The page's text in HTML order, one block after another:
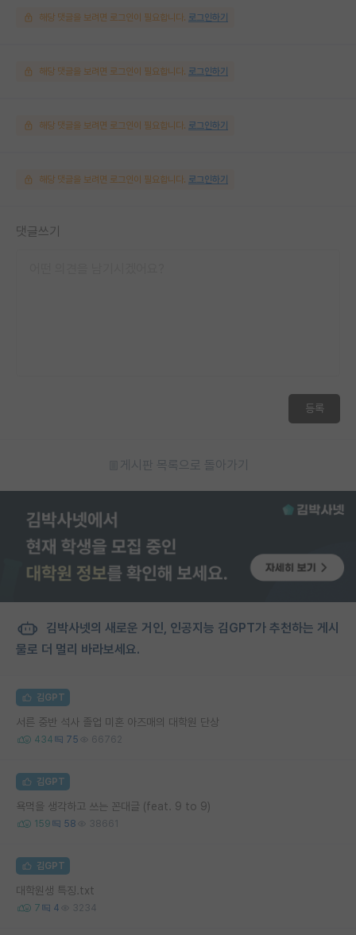
해당 댓글을 보려면 로그인이 필요합니다. 로그인하기
해당 댓글을 보려면 로그인이 필요합니다. 로그인하기
해당 댓글을 보려면 로그인이 필요합니다. 로그인하기
해당 댓글을 보려면 로그인이 필요합니다. 로그인하기
댓글쓰기
등록
게시판 목록으로 돌아가기
김박사넷의 새로운 거인, 인공지능 김GPT가 추천하는 게시
물로 더 멀리 바라보세요.
김GPT
서른 중반 석사 졸업 미혼 아즈매의 대학원 단상
434 75 66762
김GPT
욕먹을 생각하고 쓰는 꼰대글 (feat. 9 to 9)
159 58 38661
김GPT
대학원생 특징.txt
7 4 3234